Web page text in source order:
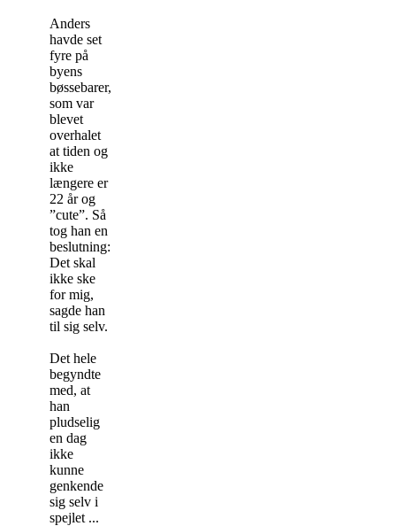
Anders
havde set
fyre på
byens
bøssebarer,
som var
blevet
overhalet
at tiden og
ikke
længere er
22 år og
”cute”. Så
tog han en
beslutning:
Det skal
ikke ske
for mig,
sagde han
til sig selv.
Det hele
begyndte
med, at
han
pludselig
en dag
ikke
kunne
genkende
sig selv i
spejlet ...